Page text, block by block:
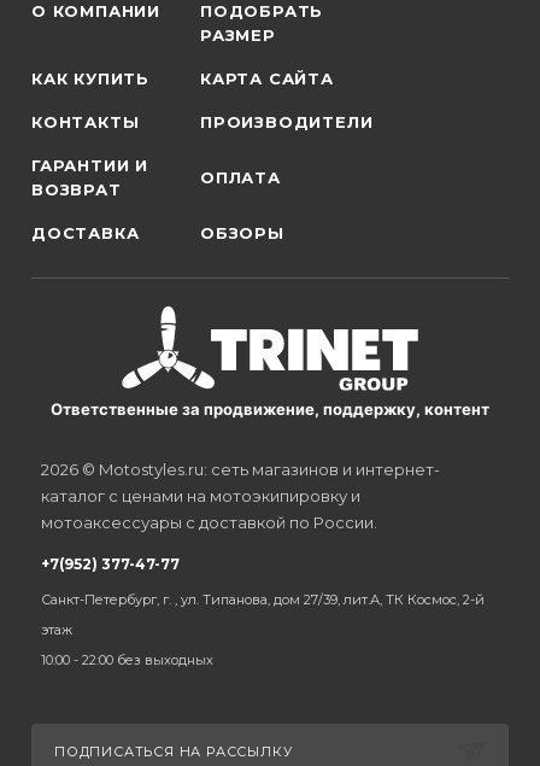
О КОМПАНИИ
ПОДОБРАТЬ
РАЗМЕР
КАК КУПИТЬ КАРТА САЙТА
КОНТАКТЫ ПРОИЗВОДИТЕЛИ
ГАРАНТИИ И
ВОЗВРАТ
ОПЛАТА
ДОСТАВКА ОБЗОРЫ
Ответственные за продвижение, поддержку, контент
2026 © Motostyles.ru: сеть магазинов и интернет-
каталог с ценами на мотоэкипировку и
мотоаксессуары с доставкой по России.
+7(952) 377-47-77
Санкт-Петербург, г. , ул. Типанова, дом 27/39, лит.А, ТК Космос, 2-й
этаж
10:00 - 22:00 без выходных
ПОДПИСАТЬСЯ НА РАССЫЛКУ